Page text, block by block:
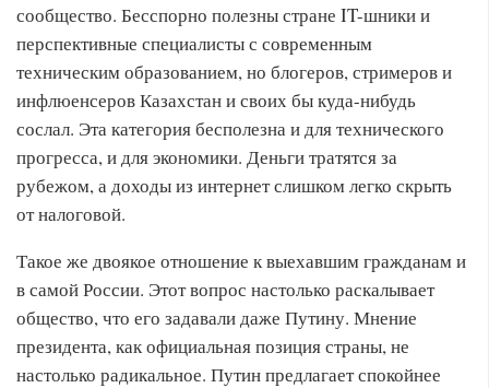
сообщество. Бесспорно полезны стране IT-шники и
перспективные специалисты с современным
техническим образованием, но блогеров, стримеров и
инфлюенсеров Казахстан и своих бы куда-нибудь
сослал. Эта категория бесполезна и для технического
прогресса, и для экономики. Деньги тратятся за
рубежом, а доходы из интернет слишком легко скрыть
от налоговой.
Такое же двоякое отношение к выехавшим гражданам и
в самой России. Этот вопрос настолько раскалывает
общество, что его задавали даже Путину. Мнение
президента, как официальная позиция страны, не
настолько радикальное. Путин предлагает спокойнее